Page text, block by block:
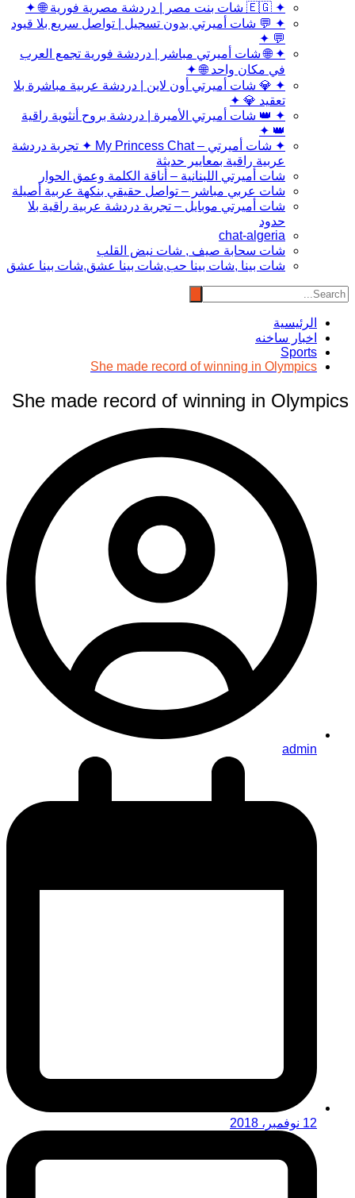
✦ 🇪🇬 شات بنت مصر | دردشة مصرية فورية 🌐 ✦
✦ 💬 شات أميرتي بدون تسجيل | تواصل سريع بلا قيود
💬 ✦
✦ 🌐 شات أميرتي مباشر | دردشة فورية تجمع العرب
في مكان واحد 🌐 ✦
✦ 💎 شات أميرتي أون لاين | دردشة عربية مباشرة بلا
تعقيد 💎 ✦
✦ 👑 شات أميرتي الأميرة | دردشة بروح أنثوية راقية
👑 ✦
✦ شات أميرتي – My Princess Chat ✦ تجربة دردشة
عربية راقية بمعايير حديثة
شات أميرتي اللبنانية – أناقة الكلمة وعمق الحوار
شات عربي مباشر – تواصل حقيقي بنكهة عربية أصيلة
شات أميرتي موبايل – تجربة دردشة عربية راقية بلا
حدود
chat-algeria
شات سحابة صيف , شات نبض القلب
شات بينا ,شات بينا حب,شات بينا عشق,شات بينا عشق
الرئيسية
اخبار ساخنه
Sports
She made record of winning in Olympics
She made record of winning in Olympics
admin
12 نوفمبر، 2018